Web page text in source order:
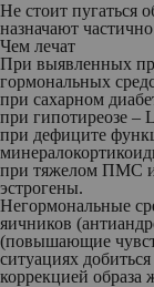
Не стоит пугаться
назначают
Чем лечат
При выявленных
гормональных
при сахарном
при гипотиреозе –
при дефиците
при тяжелом ПМС
эстрогены.
Негормональные
яичников
(повышающие
ситуациях
коррекцией